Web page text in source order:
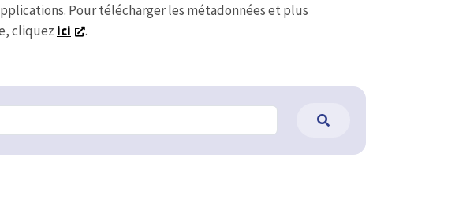
Pour télécharger les métadonnées et plus
cliquez ici .